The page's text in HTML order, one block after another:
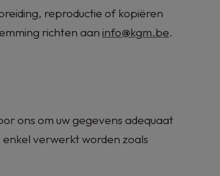
reproductie of kopiëren
richten aan info@kgm.be.
ons om uw gegevens adequaat
verwerkt worden zoals